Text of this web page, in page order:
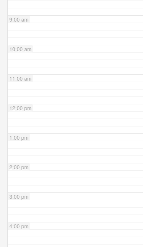
9:00 am
10:00 am
11:00 am
12:00 pm
1:00 pm
2:00 pm
3:00 pm
4:00 pm